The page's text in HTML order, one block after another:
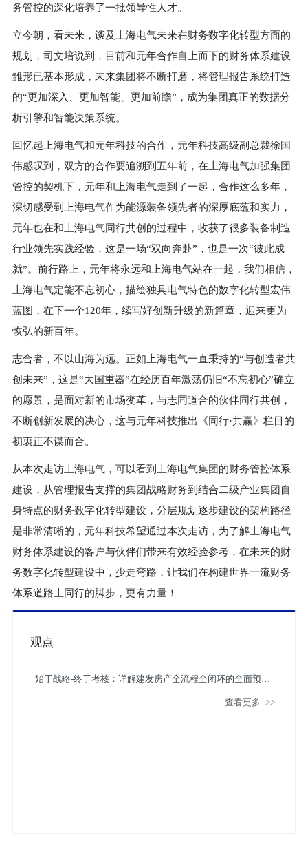
务管控的深化培养了一批领导性人才。
立今朝，看未来，谈及上海电气未来在财务数字化转型方面的
规划，司文培说到，目前和元年合作自上而下的财务体系建设
雏形已基本形成，未来集团将不断打磨，将管理报告系统打造
的“更加深入、更加智能、更加前瞻”，成为集团真正的数据分
析引擎和智能决策系统。
回忆起上海电气和元年科技的合作，元年科技高级副总裁徐国
伟感叹到，双方的合作要追溯到五年前，在上海电气加强集团
管控的契机下，元年和上海电气走到了一起，合作这么多年，
深切感受到上海电气作为能源装备领先者的深厚底蕴和实力，
元年也在和上海电气同行共创的过程中，收获了很多装备制造
行业领先实践经验，这是一场“双向奔赴”，也是一次“彼此成
就”。前行路上，元年将永远和上海电气站在一起，我们相信，
上海电气定能不忘初心，描绘独具电气特色的数字化转型宏伟
蓝图，在下一个120年，续写好创新升级的新篇章，迎来更为
恢弘的新百年。
志合者，不以山海为远。正如上海电气一直秉持的“与创造者共
创未来”，这是“大国重器”在经历百年激荡仍旧“不忘初心”确立
的愿景，是面对新的市场变革，与志同道合的伙伴同行共创，
不断创新发展的决心，这与元年科技推出《同行·共赢》栏目的
初衷正不谋而合。
从本次走访上海电气，可以看到上海电气集团的财务管控体系
建设，从管理报告支撑的集团战略财务到结合二级产业集团自
身特点的财务数字化转型建设，分层规划逐步建设的架构路径
是非常清晰的，元年科技希望通过本次走访，为了解上海电气
财务体系建设的客户与伙伴们带来有效经验参考，在未来的财
务数字化转型建设中，少走弯路，让我们在构建世界一流财务
体系道路上同行的脚步，更有力量！
观点
始于战略-终于考核：详解建发房产全流程全闭环的全面预算
查看更多 >>